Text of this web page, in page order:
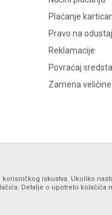
Plaćanje
Pravo na
Reklamacije
Povraćaj
Zamena
iskustva. Ukoliko
Detalje o upotrebi kolačića